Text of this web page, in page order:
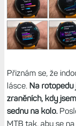
Přiznám se, že
lásce. Na rotopedu
zraněních, kdy
sednu na kolo.
MTB tak, aby se